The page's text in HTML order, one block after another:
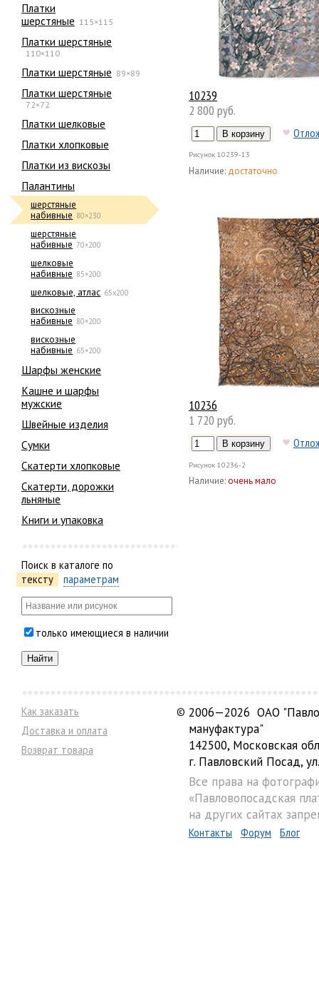
Платки
шерстяные 115×115
Платки шерстяные
110×110
Платки шерстяные 89×89
Платки шерстяные
72×72
Платки шелковые
Платки хлопковые
Платки из вискозы
Палантины
шерстяные
набивные 80×230
шерстяные
набивные 70×200
шелковые
набивные 85×200
шелковые, атлас 65х200
вискозные
набивные 80×200
вискозные
набивные 65×200
Шарфы женские
Кашне и шарфы
мужские
Швейные изделия
Сумки
Скатерти хлопковые
Скатерти, дорожки
льняные
Книги и упаковка
Поиск в каталоге по
тексту
параметрам
только имеющиеся в наличии
10239
2 800 руб.
Рисунок 10239-13
Наличие: достаточно
10236
1 720 руб.
Рисунок 10236-2
Наличие:очень мало
Как заказать
Доставка и оплата
Возврат товара
© 2006—2026 ОАО
мануфактура"
142500, Московская
г. Павловский Посад,
Все права на
«Павловопосадская
на других сайтах
Контакты Форум Блог